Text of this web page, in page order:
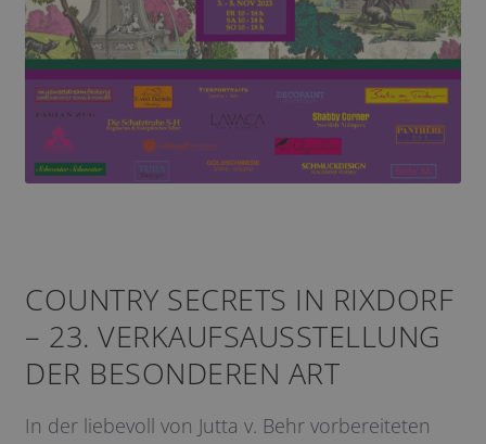
COUNTRY SECRETS IN RIXDORF
– 23. VERKAUFSAUSSTELLUNG
DER BESONDEREN ART
In der liebevoll von Jutta v. Behr vorbereiteten